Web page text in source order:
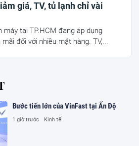
giá, TV, tủ lạnh chỉ vài
máy tại TP.HCM đang áp dụng
đối với nhiều mặt hàng. TV,...
Bước tiến lớn của VinFast tại Ấn Độ
1 giờ trước Kinh tế